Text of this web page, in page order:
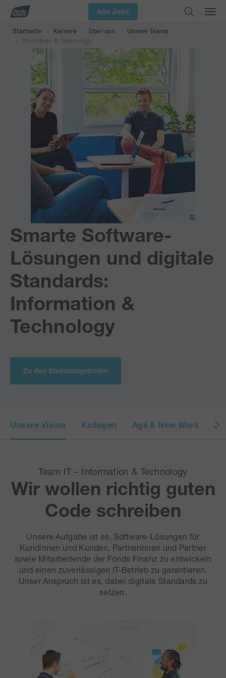
Alle Jobs
Startseite Karriere Über uns Unsere Teams
Innovation & Technology
Smarte Software-
Lösungen und digitale
Standards:
Information &
Technology
Zu den Stellenangeboten
Unsere Vision Kollegen Agil & New Work
Team IT – Information & Technology
Wir wollen richtig guten
Code schreiben
Unsere Aufgabe ist es, Software-Lösungen für
Kundinnen und Kunden, Partnerinnen und Partner
sowie Mitarbeitende der Fonds Finanz zu entwickeln
und einen zuverlässigen IT-Betrieb zu garantieren.
Unser Anspruch ist es, dabei digitale Standards zu
setzen.